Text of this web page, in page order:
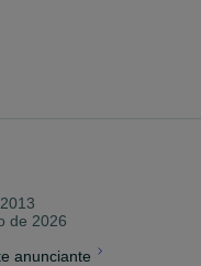
superior que não afetam
de 2026
anunciante